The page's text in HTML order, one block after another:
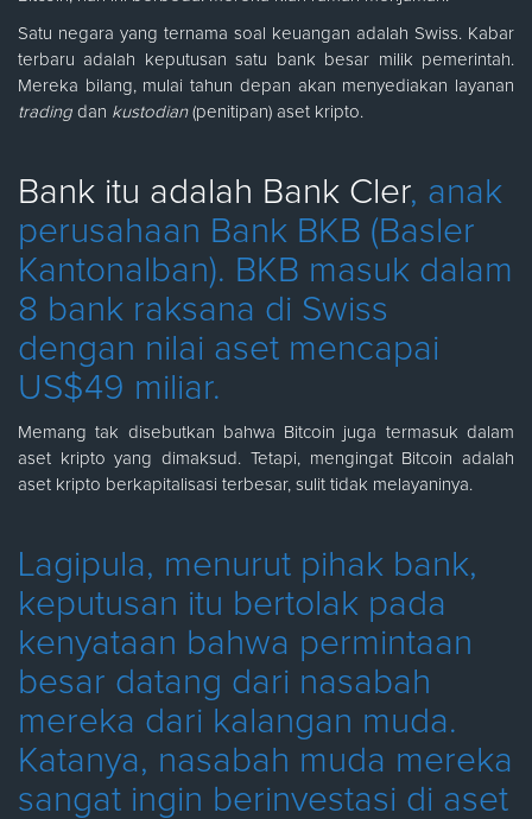
Satu negara yang ternama soal keuangan adalah Swiss. Kabar
terbaru adalah keputusan satu bank besar milik pemerintah.
Mereka bilang, mulai tahun depan akan menyediakan layanan
trading dan kustodian (penitipan) aset kripto.
Bank itu adalah Bank Cler, anak
perusahaan Bank BKB (Basler
Kantonalban). BKB masuk dalam
8 bank raksana di Swiss
dengan nilai aset mencapai
US$49 miliar.
Memang tak disebutkan bahwa Bitcoin juga termasuk dalam
aset kripto yang dimaksud. Tetapi, mengingat Bitcoin adalah
aset kripto berkapitalisasi terbesar, sulit tidak melayaninya.
Lagipula, menurut pihak bank,
keputusan itu bertolak pada
kenyataan bahwa permintaan
besar datang dari nasabah
mereka dari kalangan muda.
Katanya, nasabah muda mereka
sangat ingin berinvestasi di aset